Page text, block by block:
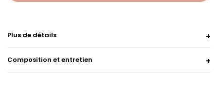
Plus de détails
Composition et entretien